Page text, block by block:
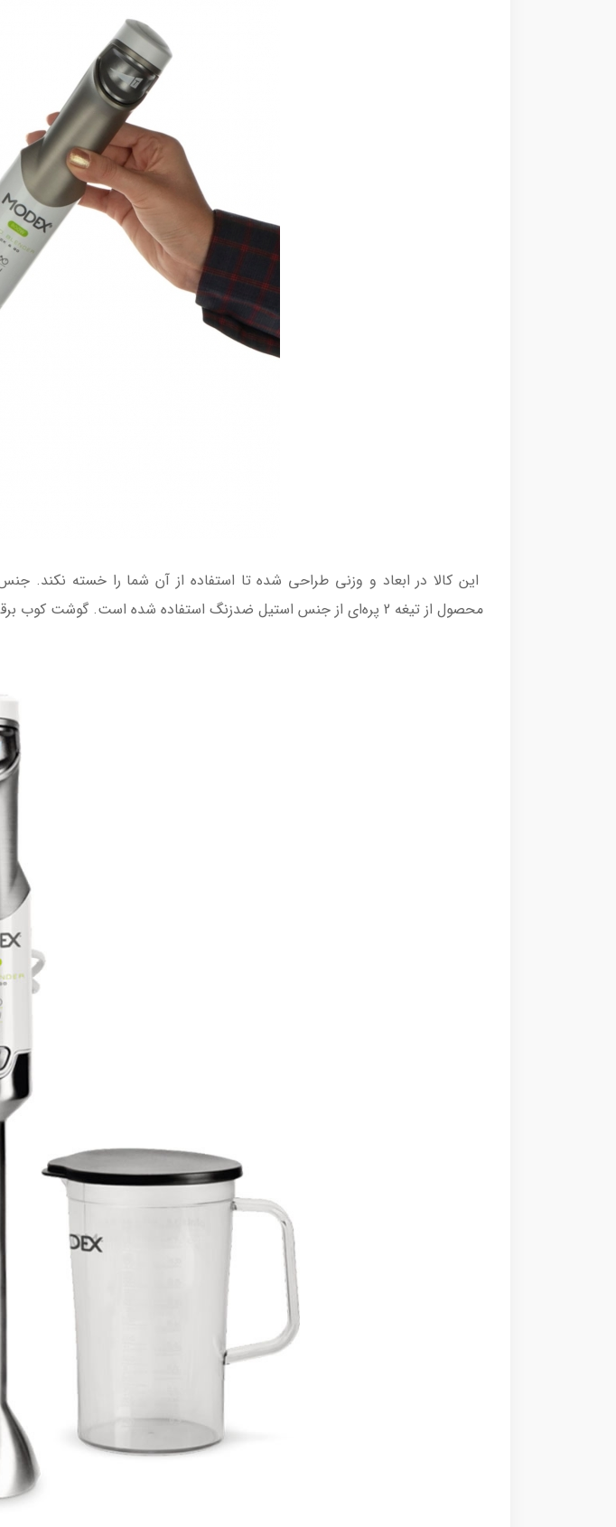
این کالا در ابعاد و وزنی طراحی شده تا استفاده از آن شما را خسته نکند.
محصول از تیغه 2 پره‌ای از جنس استیل ضد‌زنگ استفاده شده است. گوشت کوب برقی مودکس مدل HB830 قابلیت استفاده به عنوان همزن را هم به شما می‌دهد.